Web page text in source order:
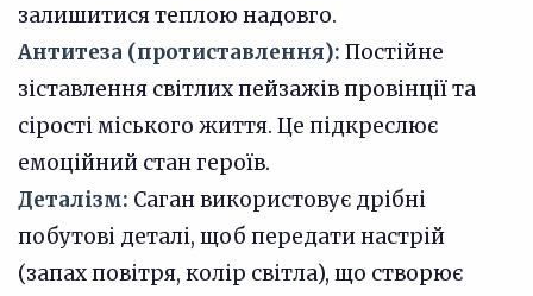
залишитися теплою надовго.
Антитеза (протиставлення): Постійне
зіставлення світлих пейзажів провінції та
сірості міського життя. Це підкреслює
емоційний стан героїв.
Деталізм: Саган використовує дрібні
побутові деталі, щоб передати настрій
(запах повітря, колір світла), що створює